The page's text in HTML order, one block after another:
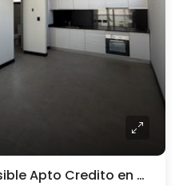
Monoambiente divisible Apto Credito en Colegiales